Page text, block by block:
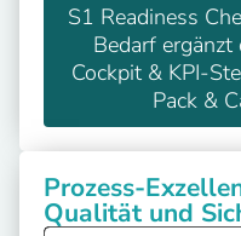
S1 Readiness
Bedarf ergänzt
Cockpit & KPI-
Pack &
Prozess-
Qualität und